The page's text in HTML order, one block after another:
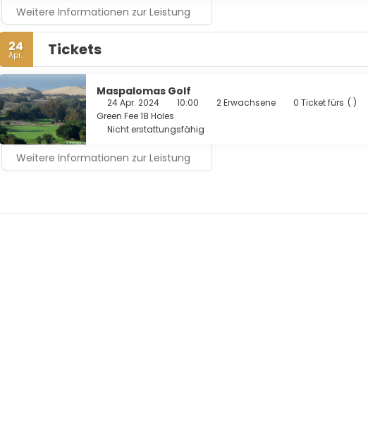
Weitere Informationen zur Leistung
24
Apr. Tickets
Maspalomas Golf
24 Apr. 2024 10:00 2 Erwachsene 0 Ticket fürs ( )
Green Fee 18 Holes
Nicht erstattungsfähig
Weitere Informationen zur Leistung